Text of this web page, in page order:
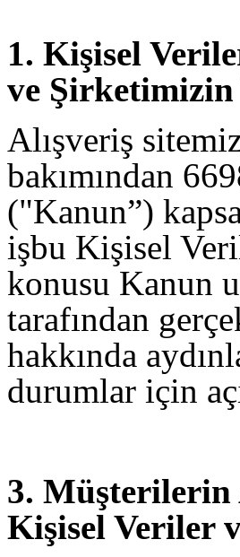
1. Kişisel
ve
Alışveriş
bakımından
("Kanun”)
işbu Kişisel
konusu Kanun
tarafından
hakkında
durumlar için
3. Müşterilerin
Kişisel Veriler